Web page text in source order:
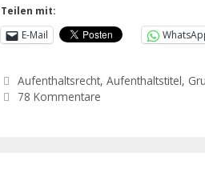
Teilen mit:
E-Mail
Aufenthaltsrecht,Aufenthaltstitel,
78 Kommentare